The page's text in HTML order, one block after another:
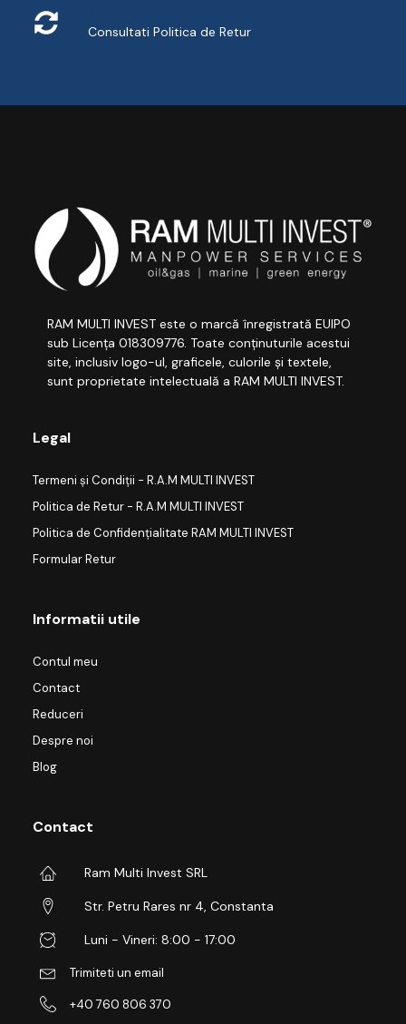
Consultati Politica de Retur
RAM MULTI INVEST este o marcă înregistrată EUIPO
sub Licența 018309776. Toate conținuturile acestui
site, inclusiv logo-ul, graficele, culorile și textele,
sunt proprietate intelectuală a RAM MULTI INVEST.
Legal
Termeni și Condiții - R.A.M MULTI INVEST
Politica de Retur - R.A.M MULTI INVEST
Politica de Confidențialitate RAM MULTI INVEST
Formular Retur
Informatii utile
Contul meu
Contact
Reduceri
Despre noi
Blog
Contact
Ram Multi Invest SRL
Str. Petru Rares nr 4, Constanta
Luni - Vineri: 8:00 - 17:00
Trimiteti un email
+40 760 806 370